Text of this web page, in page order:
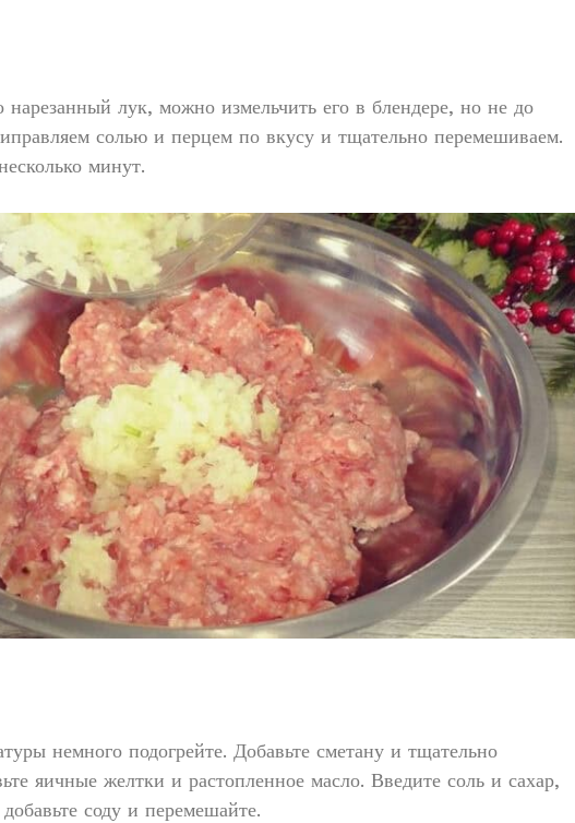
лук, можно измельчить его в блендере, но не до
солью и перцем по вкусу и тщательно перемешиваем.
минут.
немного подогрейте. Добавьте сметану и тщательно
яичные желтки и растопленное масло. Введите соль и сахар,
соду и перемешайте.